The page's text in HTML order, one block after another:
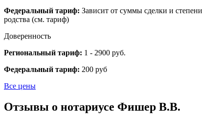
Федеральный тариф: Зависит от суммы сделки и степени
родства (см. тариф)
Доверенность
Региональный тариф: 1 - 2900 руб.
Федеральный тариф: 200 руб
Все цены
Отзывы о нотариусе Фишер В.В.